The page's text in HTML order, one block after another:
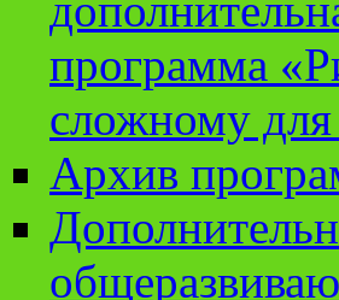
программа
сложному
Архив